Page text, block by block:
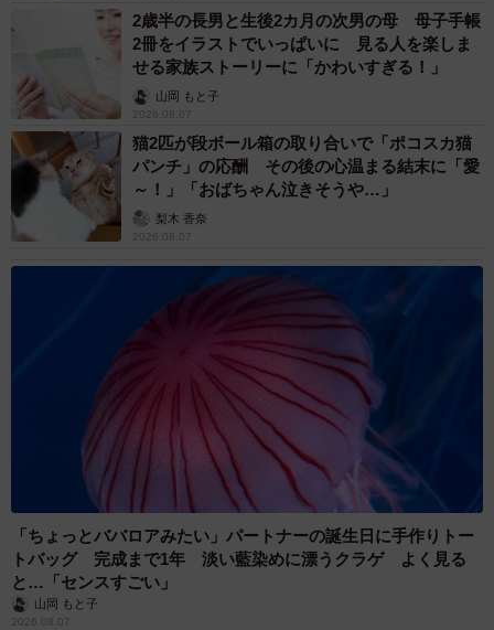
2歳半の長男と生後2カ月の次男の母 母子手帳
2冊をイラストでいっぱいに 見る人を楽しま
せる家族ストーリーに「かわいすぎる！」
山岡 もと子
2026.08.07
猫2匹が段ボール箱の取り合いで「ポコスカ猫
パンチ」の応酬 その後の心温まる結末に「愛
～！」「おばちゃん泣きそうや…」
梨木 香奈
2026.08.07
「ちょっとババロアみたい」パートナーの誕生日に手作りトー
トバッグ 完成まで1年 淡い藍染めに漂うクラゲ よく見る
と…「センスすごい」
山岡 もと子
2026.08.07